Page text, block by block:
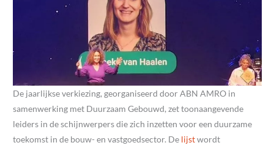
De jaarlijkse verkiezing, georganiseerd door ABN AMRO in
samenwerking met Duurzaam Gebouwd, zet toonaangevende
leiders in de schijnwerpers die zich inzetten voor een duurzame
toekomst in de bouw- en vastgoedsector. De lijstwordt